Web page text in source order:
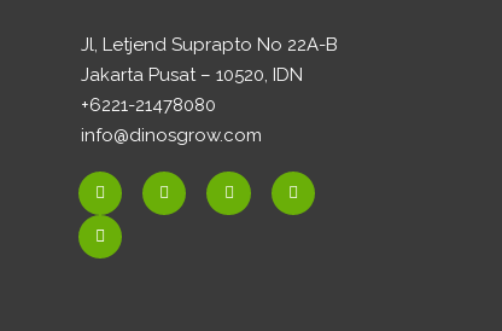
Jl, Letjend Suprapto No 22A-B
Jakarta Pusat – 10520, IDN
+6221-21478080
info@dinosgrow.com
F
a
I
W
Y
E
n